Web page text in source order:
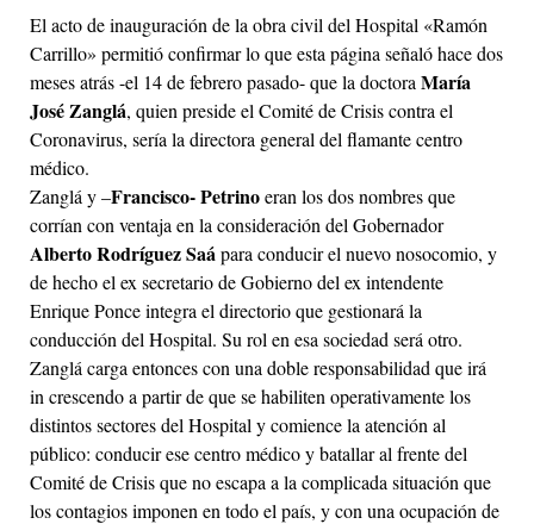
El acto de inauguración de la obra civil del Hospital «Ramón
Carrillo» permitió confirmar lo que esta página señaló hace dos
meses atrás -el 14 de febrero pasado- que la doctora María
José Zanglá, quien preside el Comité de Crisis contra el
Coronavirus, sería la directora general del flamante centro
médico.
Zanglá y –Francisco- Petrinoeran los dos nombres que
corrían con ventaja en la consideración del Gobernador
Alberto Rodríguez Saá para conducir el nuevo nosocomio, y
de hecho el ex secretario de Gobierno del ex intendente
Enrique Ponce integra el directorio que gestionará la
conducción del Hospital. Su rol en esa sociedad será otro.
Zanglá carga entonces con una doble responsabilidad que irá
in crescendo a partir de que se habiliten operativamente los
distintos sectores del Hospital y comience la atención al
público: conducir ese centro médico y batallar al frente del
Comité de Crisis que no escapa a la complicada situación que
los contagios imponen en todo el país, y con una ocupación de